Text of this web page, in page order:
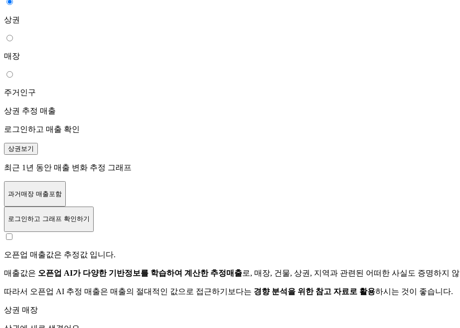
상권
매장
주거인구
상권 추정 매출
로그인하고 매출 확인
상권보기
최근 1년 동안 매출 변화 추정 그래프
과거매장 매출포함
로그인하고 그래프 확인하기
오픈업 매출값은 추정값 입니다.
매출값은 오픈업 AI가 다양한 기반정보를 학습하여 계산한 추정매출로, 매장, 건물, 상권, 지역과 관련된 어떠한 사실도 증명하지
따라서 오픈업 AI 추정 매출은 매출의 절대적인 값으로 접근하기보다는 경향 분석을 위한 참고 자료로 활용하시는 것이 좋습니다.
상권 매장